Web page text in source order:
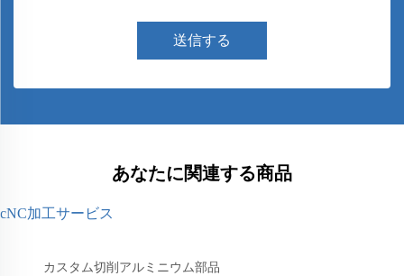
送信する
あなたに関連する商品
cNC加工サービス
カスタム切削アルミニウム部品